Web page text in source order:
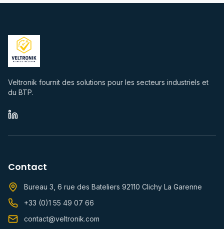
Veltronik fournit des solutions pour les secteurs industriels et
du BTP.
Contact
Bureau 3, 6 rue des Bateliers 92110 Clichy La Garenne
+33 (0)1 55 49 07 66
contact@veltronik.com